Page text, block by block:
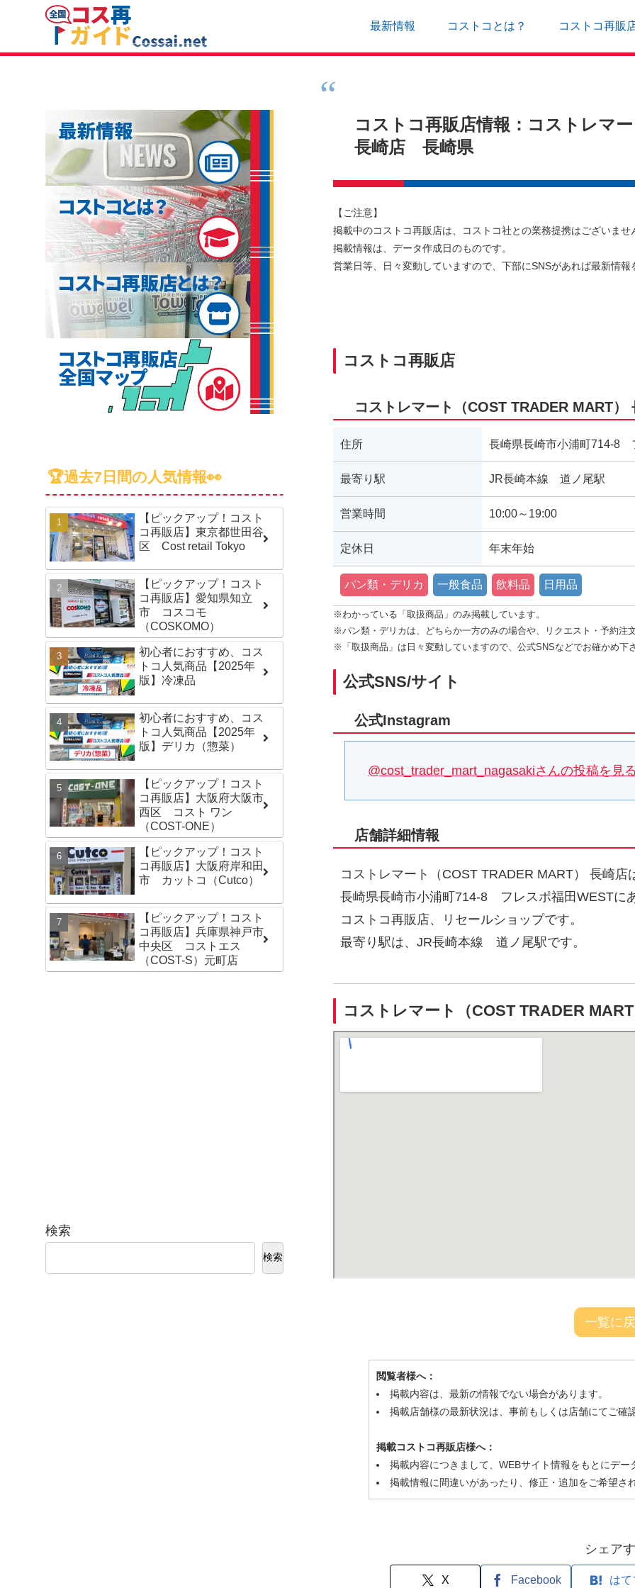
最新情報 コストコとは？ コストコ再販
コストコ再販店情報：コストレマ
長崎店 長崎県
【ご注意】
掲載中のコストコ再販店は、コストコ社との業務提携はございませ
掲載情報は、データ作成日のものです。
営業日等、日々変動していますので、下部にSNSがあれば最新情報
コストコ再販店
コストレマート（COST TRADER MART
住所 長崎県長崎市小浦町714-8
最寄り駅 JR長崎本線 道ノ尾駅
営業時間 10:00～19:00
定休日 年末年始
パン類・デリカ 一般食品 飲料品 日用品
※わかっている「取扱商品」のみ掲載しています。
※パン類・デリカは、どちらか一方のみの場合や、リクエスト・予約注
※「取扱商品」は日々変動していますので、公式SNSなどでお確かめ下
公式SNS/サイト
公式Instagram
@cost_trader_mart_nagasakiさんの投稿を見る
店舗詳細情報
コストレマート（COST TRADER MART） 長崎店
長崎県長崎市小浦町714-8 フレスポ福田WESTに
コストコ再販店、リセールショップです。
最寄り駅は、JR長崎本線 道ノ尾駅です。
コストレマート（COST TRADER
一覧に
閲覧者様へ：
掲載内容は、最新の情報でない場合があります。
掲載店舗様の最新状況は、事前もしくは店舗にてご確
掲載コストコ再販店様へ：
掲載内容につきまして、WEBサイト情報をもとにデー
掲載情報に間違いがあったり、修正・追加をご希望さ
シェア
X Facebook はて
🏆過去7日間の人気情報👀
【ピックアップ！コスト
コ再販店】東京都世田谷
区 Cost retail Tokyo
【ピックアップ！コスト
コ再販店】愛知県知立
市 コスコモ
（COSKOMO）
初心者におすすめ、コス
トコ人気商品【2025年
版】冷凍品
初心者におすすめ、コス
トコ人気商品【2025年
版】デリカ（惣菜）
【ピックアップ！コスト
コ再販店】大阪府大阪市
西区 コスト ワン
（COST-ONE）
【ピックアップ！コスト
コ再販店】大阪府岸和田
市 カットコ（Cutco）
【ピックアップ！コスト
コ再販店】兵庫県神戸市
中央区 コストエス
（COST-S）元町店
検索
検索